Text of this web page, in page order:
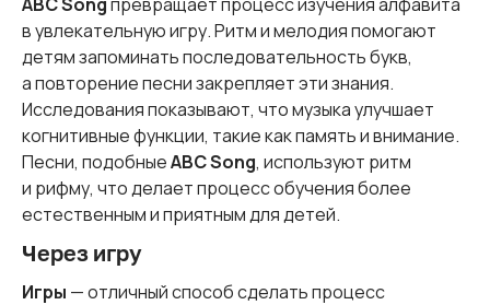
в увлекательную игру. Ритм и мелодия помогают
детям запоминать последовательность букв,
а повторение песни закрепляет эти знания.
Исследования показывают, что музыка улучшает
когнитивные функции, такие как память и внимание.
Песни, подобныеABC Song, используют ритм
и рифму, что делает процесс обучения более
естественным и приятным для детей.
Через игру
Игры — отличный способ сделать процесс